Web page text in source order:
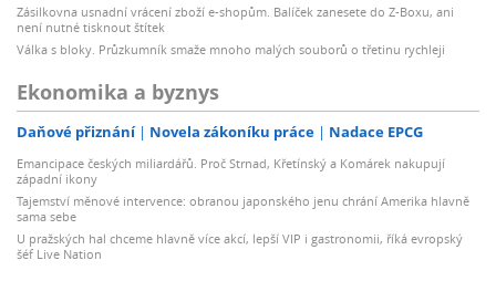
Zásilkovna usnadní vrácení zboží e-shopům. Balíček zanesete do Z-Boxu, ani
není nutné tisknout štítek
Válka s bloky. Průzkumník smaže mnoho malých souborů o třetinu rychleji
Ekonomika a byznys
Daňové přiznání Novela zákoníku práce Nadace EPCG
Emancipace českých miliardářů. Proč Strnad, Křetínský a Komárek nakupují
západní ikony
Tajemství měnové intervence: obranou japonského jenu chrání Amerika hlavně
sama sebe
U pražských hal chceme hlavně více akcí, lepší VIP i gastronomii, říká evropský
šéf Live Nation